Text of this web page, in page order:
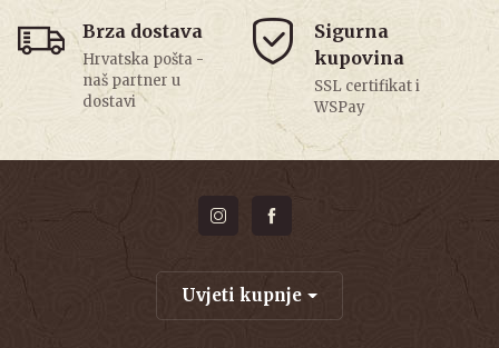
Brza dostava
Hrvatska pošta -
naš partner u
dostavi
Sigurna
kupovina
SSL certifikat i
WSPay
Uvjeti kupnje